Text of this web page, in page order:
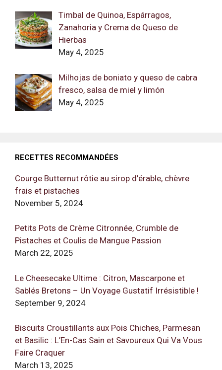
Timbal de Quinoa, Espárragos,
Zanahoria y Crema de Queso de
Hierbas
May 4, 2025
Milhojas de boniato y queso de cabra
fresco, salsa de miel y limón
May 4, 2025
RECETTES RECOMMANDÉES
Courge Butternut rôtie au sirop d’érable, chèvre
frais et pistaches
November 5, 2024
Petits Pots de Crème Citronnée, Crumble de
Pistaches et Coulis de Mangue Passion
March 22, 2025
Le Cheesecake Ultime : Citron, Mascarpone et
Sablés Bretons – Un Voyage Gustatif Irrésistible !
September 9, 2024
Biscuits Croustillants aux Pois Chiches, Parmesan
et Basilic : L’En-Cas Sain et Savoureux Qui Va Vous
Faire Craquer
March 13, 2025